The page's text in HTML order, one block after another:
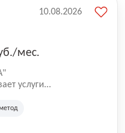
мес.
услуги
на рынке услуг
на участках
10.08.2026